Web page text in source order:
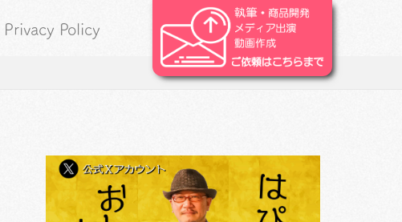
Privacy Policy